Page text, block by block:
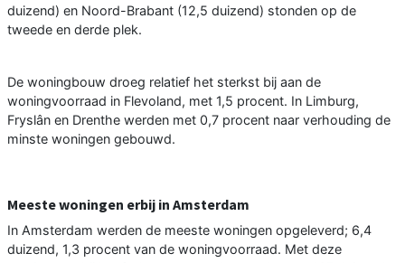
duizend) en Noord-Brabant (12,5 duizend) stonden op de
tweede en derde plek.
De woningbouw droeg relatief het sterkst bij aan de
woningvoorraad in Flevoland, met 1,5 procent. In Limburg,
Fryslân en Drenthe werden met 0,7 procent naar verhouding de
minste woningen gebouwd.
Meeste woningen erbij in Amsterdam
In Amsterdam werden de meeste woningen opgeleverd; 6,4
duizend, 1,3 procent van de woningvoorraad. Met deze